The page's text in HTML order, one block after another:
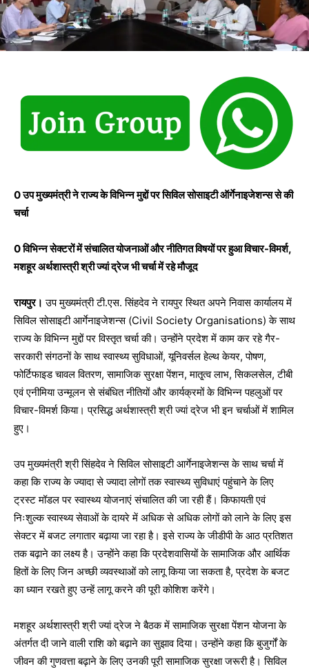
0 उप मुख्यमंत्री ने राज्य के विभिन्न मुद्दों पर सिविल सोसाइटी ऑर्गेनाइजेशन्स से की
चर्चा
0 विभिन्न सेक्टरों में संचालित योजनाओं और नीतिगत विषयों पर हुआ विचार-विमर्श,
मशहूर अर्थशास्त्री श्री ज्यां द्रेज भी चर्चा में रहे मौजूद
रायपुर। उप मुख्यमंत्री टी.एस. सिंहदेव ने रायपुर स्थित अपने निवास कार्यालय में
सिविल सोसाइटी आर्गेनाइजेशन्स (Civil Society Organisations) के साथ
राज्य के विभिन्न मुद्दों पर विस्तृत चर्चा की। उन्होंने प्रदेश में काम कर रहे गैर-
सरकारी संगठनों के साथ स्वास्थ्य सुविधाओं, यूनिवर्सल हेल्थ केयर, पोषण,
फोर्टिफाइड चावल वितरण, सामाजिक सुरक्षा पेंशन, मातृ्त्व लाभ, सिकलसेल, टीबी
एवं एनीमिया उन्मूलन से संबंधित नीतियों और कार्यक्रमों के विभिन्न पहलुओं पर
विचार-विमर्श किया। प्रसिद्ध अर्थशास्त्री श्री ज्यां द्रेज भी इन चर्चाओं में शामिल
हुए।
उप मुख्यमंत्री श्री सिंहदेव ने सिविल सोसाइटी आर्गेनाइजेशन्स के साथ चर्चा में
कहा कि राज्य के ज्यादा से ज्यादा लोगों तक स्वास्थ्य सुविधाएं पहुंचाने के लिए
ट्रस्ट मॉडल पर स्वास्थ्य योजनाएं संचालित की जा रही हैं। किफायती एवं
निःशुल्क स्वास्थ्य सेवाओं के दायरे में अधिक से अधिक लोगों को लाने के लिए इस
सेक्टर में बजट लगातार बढ़ाया जा रहा है। इसे राज्य के जीडीपी के आठ प्रतिशत
तक बढ़ाने का लक्ष्य है। उन्होंने कहा कि प्रदेशवासियों के सामाजिक और आर्थिक
हितों के लिए जिन अच्छी व्यवस्थाओं को लागू किया जा सकता है, प्रदेश के बजट
का ध्यान रखते हुए उन्हें लागू करने की पूरी कोशिश करेंगे।
मशहूर अर्थशास्त्री श्री ज्यां द्रेज ने बैठक में सामाजिक सुरक्षा पेंशन योजना के
अंतर्गत दी जाने वाली राशि को बढ़ाने का सुझाव दिया। उन्होंने कहा कि बुजुर्गों के
जीवन की गुणवत्ता बढ़ाने के लिए उनकी पूरी सामाजिक सुरक्षा जरूरी है। सिविल